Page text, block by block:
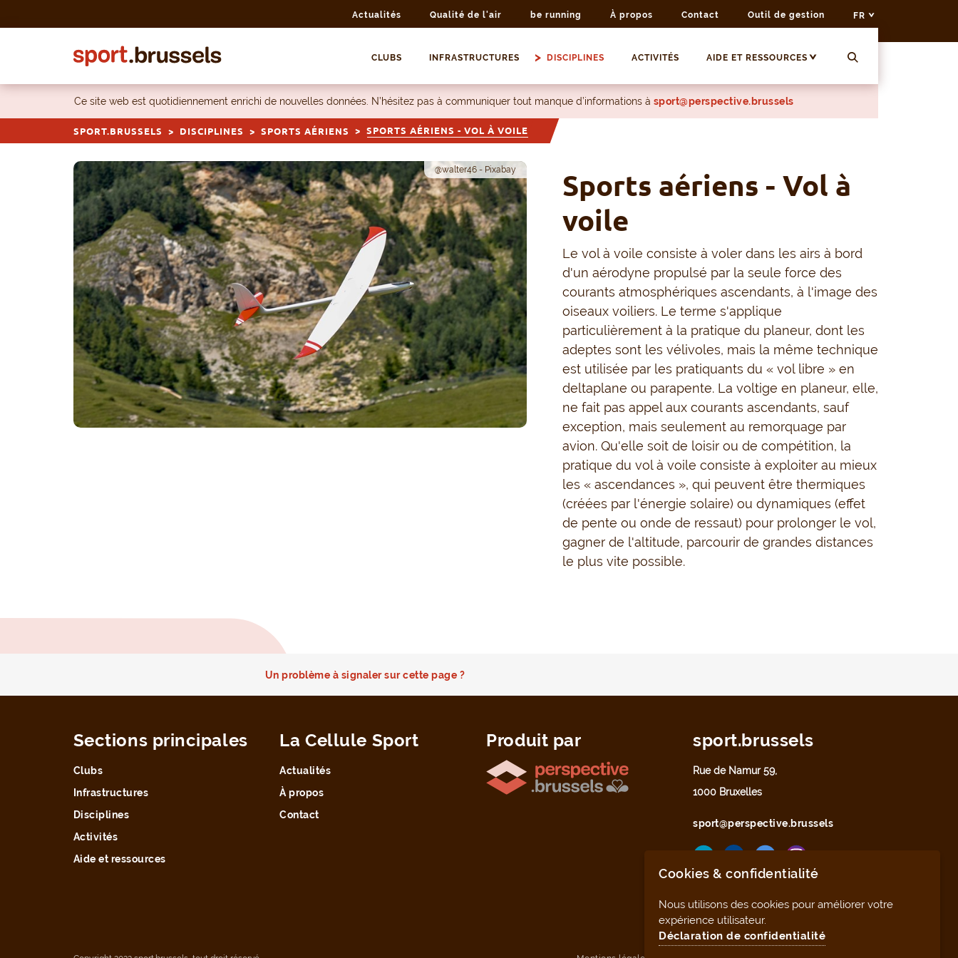
Actualités Qualité de l'air be running À propos Contact Outil de gestion FR
CLUBS INFRASTRUCTURES DISCIPLINES ACTIVITÉS AIDE ET RESSOURCES
Ce site web est quotidiennement enrichi de nouvelles données. N’hésitez pas à communiquer tout manque d’informations à sport@perspective.brussels
SPORT.BRUSSELS DISCIPLINES SPORTS AÉRIENS SPORTS AÉRIENS - VOL À VOILE
@walter46 - Pixabay
Sports aériens - Vol à
voile
Le vol à voile consiste à voler dans les airs à bord
d'un aérodyne propulsé par la seule force des
courants atmosphériques ascendants, à l'image des
oiseaux voiliers. Le terme s'applique
particulièrement à la pratique du planeur, dont les
adeptes sont les vélivoles, mais la même technique
est utilisée par les pratiquants du « vol libre » en
deltaplane ou parapente. La voltige en planeur, elle,
ne fait pas appel aux courants ascendants, sauf
exception, mais seulement au remorquage par
avion. Qu'elle soit de loisir ou de compétition, la
pratique du vol à voile consiste à exploiter au mieux
les « ascendances », qui peuvent être thermiques
(créées par l'énergie solaire) ou dynamiques (effet
de pente ou onde de ressaut) pour prolonger le vol,
gagner de l'altitude, parcourir de grandes distances
le plus vite possible.
Un problème à signaler sur cette page ?
Sections principales
Clubs
Infrastructures
Disciplines
Activités
Aide et ressources
La Cellule Sport
Actualités
À propos
Contact
Produit par sport.brussels
Rue de Namur 59,
1000 Bruxelles
sport@perspective.brussels
Cookies & confidentialité
Nous utilisons des cookies pour améliorer votre
expérience utilisateur.
Déclaration de confidentialité